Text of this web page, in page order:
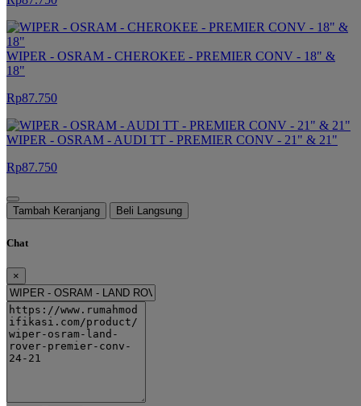
WIPER - OSRAM - CHEROKEE - PREMIER CONV - 18" &
18"
Rp87.750
WIPER - OSRAM - AUDI TT - PREMIER CONV - 21" & 21"
Rp87.750
Tambah Keranjang Beli Langsung
Chat
×